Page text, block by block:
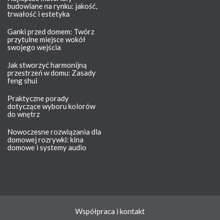
budowlane na rynku: jakość,
trwałość i estetyka
Ganki przed domem: Twórz
przytulne miejsce wokół
swojego wejścia
Jak stworzyć harmonijną
przestrzeń w domu: Zasady
feng shui
Praktyczne porady
dotyczące wyboru kolorów
do wnętrz
Nowoczesne rozwiązania dla
domowej rozrywki: kina
domowe i systemy audio
Współpraca i kontakt